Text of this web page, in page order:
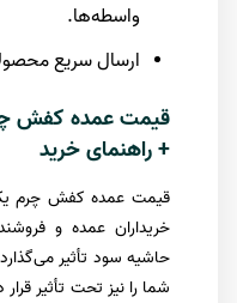
واسطه‌ها.
ارسال سریع
قیمت عمده کفش
+ راهنمای خرید
قیمت عمده کفش چرم
خریداران عمده و
حاشیه سود تأثیر
شما را نیز تحت تأثیر